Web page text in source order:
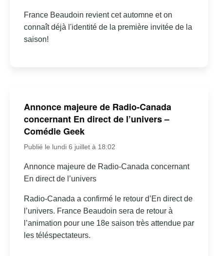
France Beaudoin revient cet automne et on
connaît déjà l'identité de la première invitée de la
saison!
Annonce majeure de Radio-Canada
concernant En direct de l’univers –
Comédie Geek
Publié le lundi 6 juillet à 18:02
Annonce majeure de Radio-Canada concernant
En direct de l’univers
Radio-Canada a confirmé le retour d’En direct de
l’univers. France Beaudoin sera de retour à
l’animation pour une 18e saison très attendue par
les téléspectateurs.